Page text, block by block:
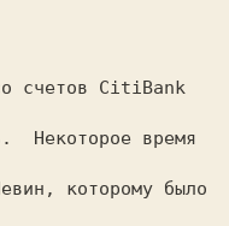
Некоторое время
которому было